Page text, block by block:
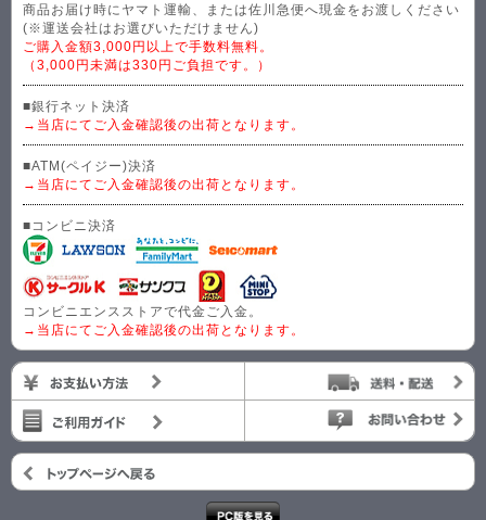
商品お届け時にヤマト運輸、または佐川急便へ現金をお渡しください
(※運送会社はお選びいただけません)
ご購入金額3,000円以上で手数料無料。
（3,000円未満は330円ご負担です。）
■銀行ネット決済
→当店にてご入金確認後の出荷となります。
■ATM(ペイジー)決済
→当店にてご入金確認後の出荷となります。
■コンビニ決済
コンビニエンスストアで代金ご入金。
→当店にてご入金確認後の出荷となります。